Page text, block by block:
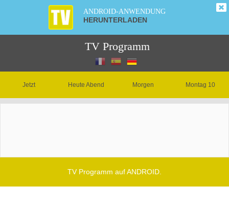
ANDROID-ANWENDUNG
HERUNTERLADEN
TV Programm
Jetzt Heute Abend Morgen Montag 10
TV Programm auf ANDROID.